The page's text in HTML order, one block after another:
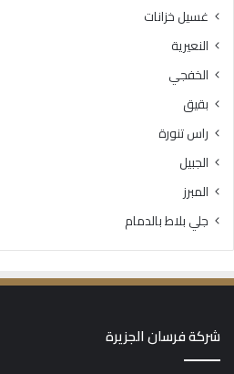
غسيل خزانات
النعيرية
الخفجي
بقيق
راس تنورة
الجبيل
المبرز
جلي بلاط بالدمام
شركة فرسان الجزيرة